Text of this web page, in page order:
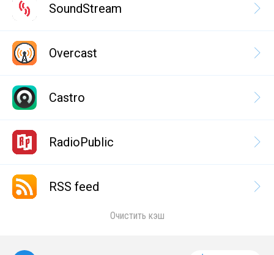
SoundStream
Overcast
Castro
RadioPublic
RSS feed
Очистить кэш